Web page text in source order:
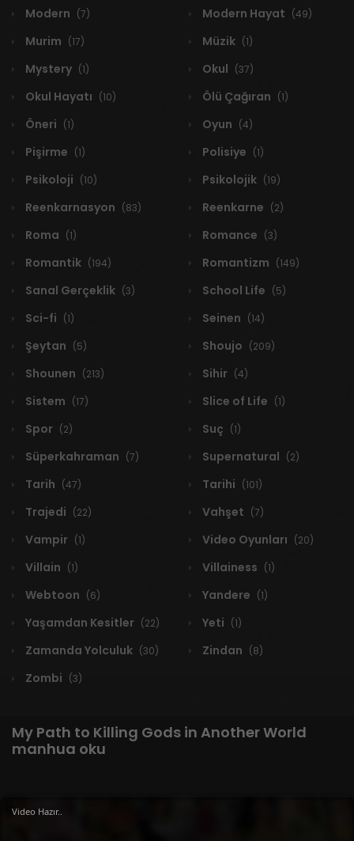
Modern (7) Modern Hayat (49)
Murim (17) Müzik (1)
Mystery (1) Okul (37)
Okul Hayatı (10) Ölü Çağıran (1)
Öneri (1) Oyun (4)
Pişirme (1) Polisiye (1)
Psikoloji (10) Psikolojik (19)
Reenkarnasyon (83) Reenkarne (2)
Roma (1) Romance (3)
Romantik (194) Romantizm (149)
Sanal Gerçeklik (3) School Life (5)
Sci-fi (1) Seinen (14)
Şeytan (5) Shoujo (209)
Shounen (213) Sihir (4)
Sistem (17) Slice of Life (1)
Spor (2) Suç (1)
Süperkahraman (7) Supernatural (2)
Tarih (47) Tarihi (101)
Trajedi (22) Vahşet (7)
Vampir (1) Video Oyunları (20)
Villain (1) Villainess (1)
Webtoon (6) Yandere (1)
Yaşamdan Kesitler (22) Yeti (1)
Zamanda Yolculuk (30) Zindan (8)
Zombi (3)
My Path to Killing Gods in Another World
manhua oku
1 RESULT
Video Hazır..